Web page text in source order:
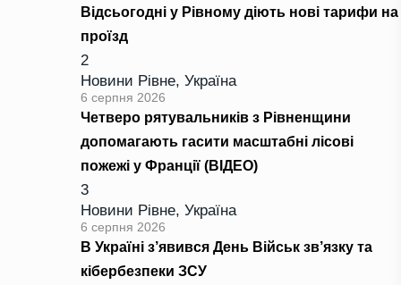
Відсьогодні у Рівному діють нові тарифи на
проїзд
2
Новини Рівне, Україна
6 серпня 2026
Четверо рятувальників з Рівненщини
допомагають гасити масштабні лісові
пожежі у Франції (ВІДЕО)
3
Новини Рівне, Україна
6 серпня 2026
В Україні з’явився День Військ зв’язку та
кібербезпеки ЗСУ